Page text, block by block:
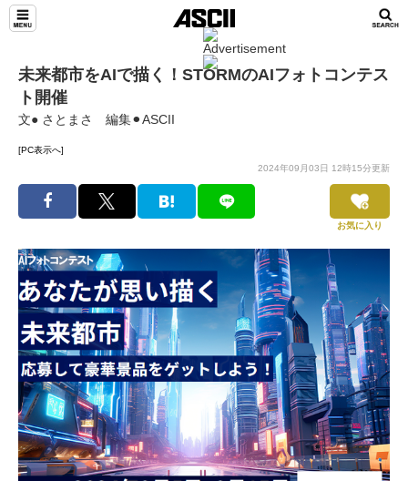
未来都市をAIで描く！STORMのAIフォトコンテス
ト開催
文● さとまさ 編集⚫︎ASCII
[PC表示へ]
2024年09月03日 12時15分更新
お気に入り